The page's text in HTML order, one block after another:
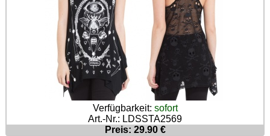
Verfügbarkeit: sofort
Art.-Nr.: LDSSTA2569
Preis: 29.90 €